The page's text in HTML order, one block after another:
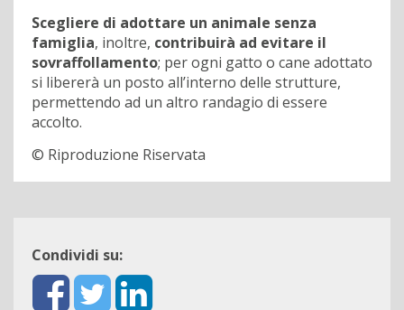
Scegliere di adottare un animale senza
famiglia, inoltre, contribuirà ad evitare il
sovraffollamento; per ogni gatto o cane adottato
si libererà un posto all’interno delle strutture,
permettendo ad un altro randagio di essere
accolto.
© Riproduzione Riservata
Condividi su: